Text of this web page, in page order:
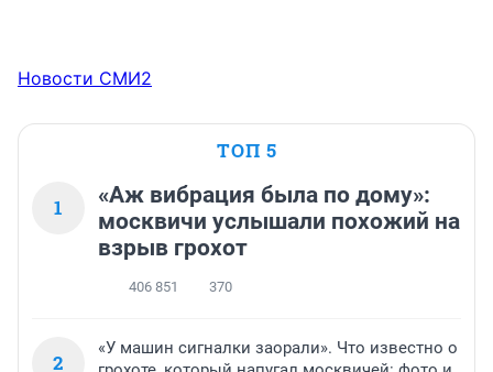
Новости СМИ2
ТОП 5
1
«Аж вибрация была по дому»:
москвичи услышали похожий на
взрыв грохот
406 851 370
2
«У машин сигналки заорали». Что известно о